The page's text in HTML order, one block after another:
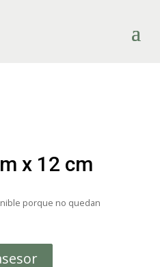
x 12 cm
porque no quedan